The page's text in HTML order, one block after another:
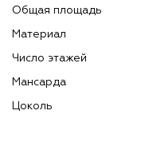
Общая площадь
Материал
Число этажей
Мансарда
Цоколь